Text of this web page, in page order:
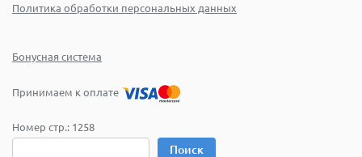
Политика обработки персональных данных
Бонусная система
Принимаем к оплате
Номер стр.: 1258
Поиск